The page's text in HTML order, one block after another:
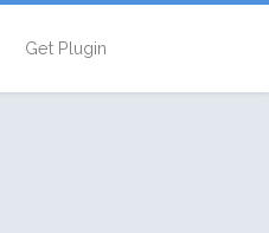
Get Plugin